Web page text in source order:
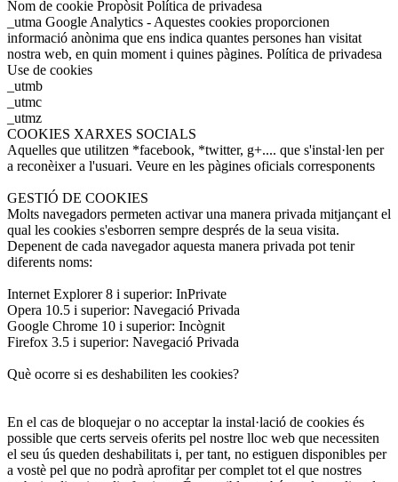
Nom de cookie Propòsit Política de privadesa
_utma Google Analytics - Aquestes cookies proporcionen
informació anònima que ens indica quantes persones han visitat
nostra web, en quin moment i quines pàgines. Política de privadesa
Use de cookies
_utmb
_utmc
_utmz
COOKIES XARXES SOCIALS
Aquelles que utilitzen *facebook, *twitter, g+.... que s'instal·len per
a reconèixer a l'usuari. Veure en les pàgines oficials corresponents
GESTIÓ DE COOKIES
Molts navegadors permeten activar una manera privada mitjançant el
qual les cookies s'esborren sempre després de la seua visita.
Depenent de cada navegador aquesta manera privada pot tenir
diferents noms:
Internet Explorer 8 i superior: InPrivate
Opera 10.5 i superior: Navegació Privada
Google Chrome 10 i superior: Incògnit
Firefox 3.5 i superior: Navegació Privada
Què ocorre si es deshabiliten les cookies?
En el cas de bloquejar o no acceptar la instal·lació de cookies és
possible que certs serveis oferits pel nostre lloc web que necessiten
el seu ús queden deshabilitats i, per tant, no estiguen disponibles per
a vostè pel que no podrà aprofitar per complet tot el que nostres